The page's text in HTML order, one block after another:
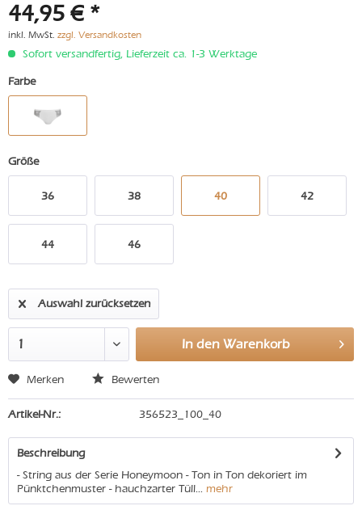
44,95 € *
inkl. MwSt. zzgl. Versandkosten
Sofort versandfertig, Lieferzeit ca. 1-3 Werktage
Farbe
Größe
36 38 40 42
44 46
Auswahl zurücksetzen
In den Warenkorb
Merken Bewerten
Artikel-Nr.: 356523_100_40
Beschreibung
- String aus der Serie Honeymoon - Ton in Ton dekoriert im
Pünktchenmuster - hauchzarter Tüll... mehr